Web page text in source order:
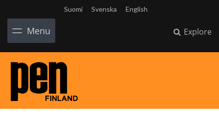
Suomi Svenska English
Menu Explore